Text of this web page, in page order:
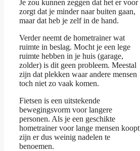
Je zou kunnen zeggen dat het er voor
zorgt dat je minder naar buiten gaan,
maar dat heb je zelf in de hand.
Verder neemt de hometrainer wat
ruimte in beslag. Mocht je een lege
ruimte hebben in je huis (garage,
zolder) is dit geen probleem. Meestal
zijn dat plekken waar andere mensen
toch niet zo vaak komen.
Fietsen is een uitstekende
bewegingsvorm voor langere
personen. Als je een geschikte
hometrainer voor lange mensen koopt
zijn er dus weinig nadelen te
benoemen.